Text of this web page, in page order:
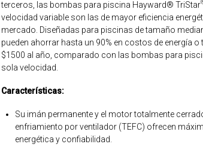
terceros, las bombas para piscina Hayward® TriStar
velocidad variable son las de mayor eficiencia
mercado. Diseñadas para piscinas de tamaño
pueden ahorrar hasta un 90% en costos de energía
$1500 al año, comparado con las bombas para
sola velocidad.
Características:
Su imán permanente y el motor totalmente
enfriamiento por ventilador (TEFC) ofrecen
energética y confiabilidad.